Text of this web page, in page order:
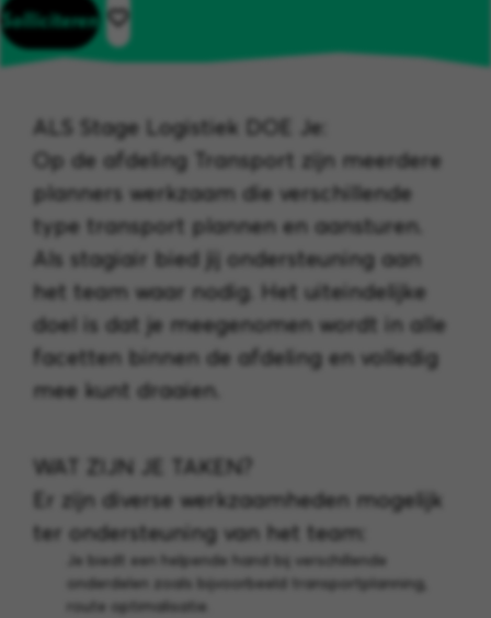
Solliciteren
ALS Stage Logistiek DOE Je:
Op de afdeling Transport zijn meerdere
planners werkzaam die verschillende
type transport plannen en aansturen.
Als stagiair bied jij ondersteuning aan
het team waar nodig. Het uiteindelijke
doel is dat je meegenomen wordt in alle
facetten binnen de afdeling en volledig
mee kunt draaien.
WAT ZIJN JE TAKEN?
Er zijn diverse werkzaamheden mogelijk
ter ondersteuning van het team:
Je biedt een helpende hand bij verschillende
onderdelen zoals bijvoorbeeld transportplanning,
route optimalisatie.